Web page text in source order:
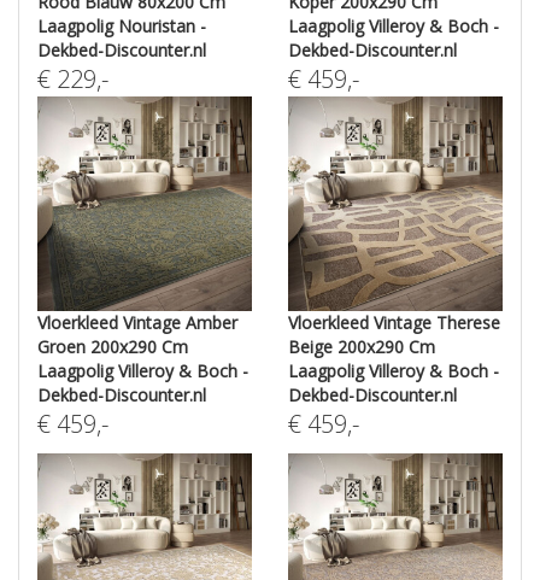
Laagpolig Nouristan -
Dekbed-Discounter.nl
€ 229,-
Laagpolig Villeroy & Boch -
Dekbed-Discounter.nl
€ 459,-
Vloerkleed Vintage Amber
Groen 200x290 Cm
Laagpolig Villeroy & Boch -
Dekbed-Discounter.nl
€ 459,-
Vloerkleed Vintage Therese
Beige 200x290 Cm
Laagpolig Villeroy & Boch -
Dekbed-Discounter.nl
€ 459,-